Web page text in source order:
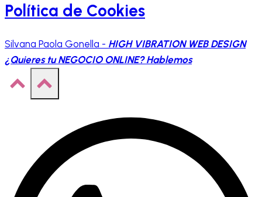
Política de Cookies
Silvana Paola Gonella - HIGH VIBRATION WEB DESIGN
¿Quieres tuNEGOCIO ONLINE?Hablemos